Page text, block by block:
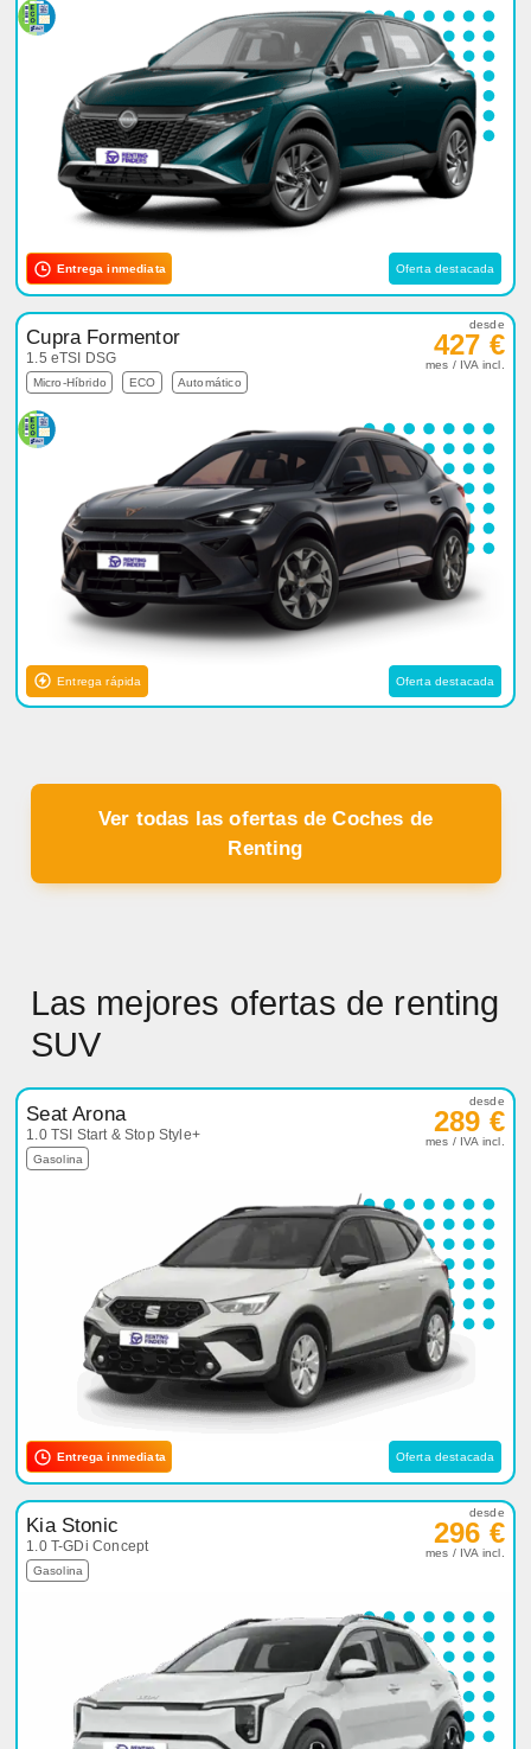
Entrega inmediata Oferta destacada
Cupra Formentor
1.5 eTSI DSG
Micro-Híbrido ECO Automático
desde
427 €
mes / IVA incl.
Entrega rápida Oferta destacada
Ver todas las ofertas de Coches de
Renting
Las mejores ofertas de renting
SUV
Seat Arona
1.0 TSI Start & Stop Style+
Gasolina
desde
289 €
mes / IVA incl.
Entrega inmediata Oferta destacada
Kia Stonic
1.0 T-GDi Concept
Gasolina
desde
296 €
mes / IVA incl.